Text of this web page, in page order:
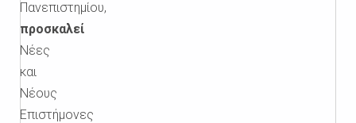
Πανεπιστημίου,
προσκαλεί
Νέες
και
Νέους
Επιστήμονες